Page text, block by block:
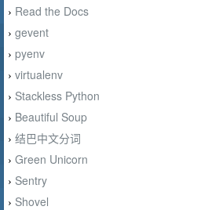
› Read the Docs
› gevent
› pyenv
› virtualenv
› Stackless Python
› Beautiful Soup
› 结巴中文分词
› Green Unicorn
› Sentry
› Shovel